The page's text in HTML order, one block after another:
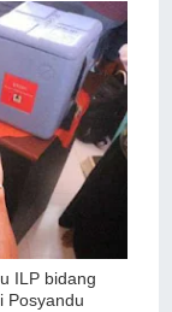
ILP bidang
Posyandu